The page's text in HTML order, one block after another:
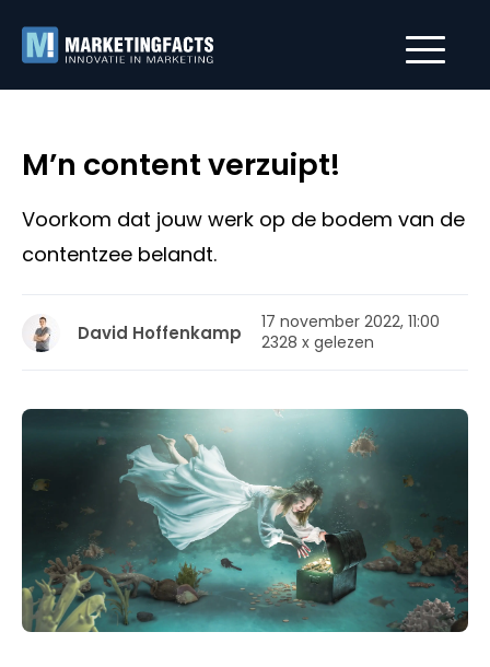
M’n content verzuipt!
Voorkom dat jouw werk op de bodem van de
contentzee belandt.
David Hoffenkamp
17 november 2022, 11:00
2328 x gelezen